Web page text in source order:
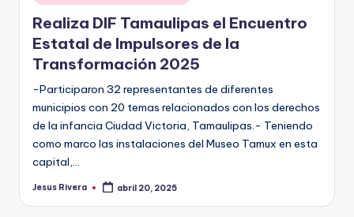
en
Realiza DIF Tamaulipas el Encuentro
Estatal de Impulsores de la
Transformación 2025
-Participaron 32 representantes de diferentes
municipios con 20 temas relacionados con los derechos
de la infancia Ciudad Victoria, Tamaulipas.- Teniendo
como marco las instalaciones del Museo Tamux en esta
capital,…
Publicado
Jesus Rivera abril 20, 2025